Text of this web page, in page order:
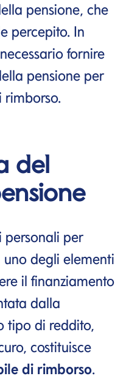
pensione, che
percepito. In
fornire
pensione per
rimborso.
del
personali per
degli elementi
il finanziamento
dalla
tipo di reddito,
costituisce
di rimborso.